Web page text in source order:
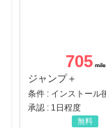
705
ジャンプ＋
承認 : 1日程度
無料